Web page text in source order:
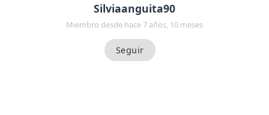
Silviaanguita90
Miembro desde hace 7 años, 10 meses